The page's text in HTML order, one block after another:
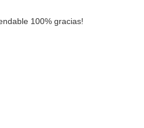
100% gracias!